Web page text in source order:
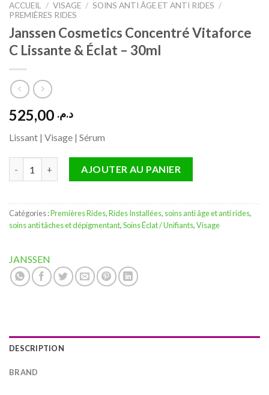
ACCUEIL / VISAGE / SOINS ANTI ÂGE ET ANTI RIDES /
PREMIÈRES RIDES
Janssen Cosmetics Concentré Vitaforce
C Lissante & Éclat – 30ml
د.م.
Lissant | Visage | Sérum
AJOUTER AU PANIER
Catégories :Premières Rides,Rides Installées, soins anti âge et anti rides,
soins anti tâches et dépigmentant,Soins Éclat / Unifiants,Visage
JANSSEN
DESCRIPTION
BRAND